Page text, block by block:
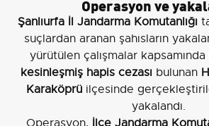
Operasyon ve
Şanlıurfa İl Jandarma Komutanlığı
suçlardan aranan şahısların
yürütülen çalışmalar kapsamında
kesinleşmiş hapis cezası bulunan
Karaköprüilçesinde
yakalandı.